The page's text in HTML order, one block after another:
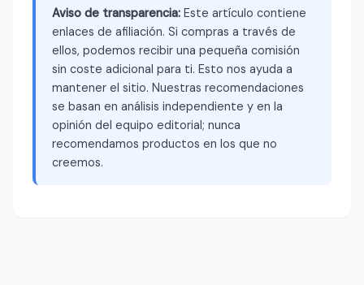
Aviso de transparencia: Este artículo contiene
enlaces de afiliación. Si compras a través de
ellos, podemos recibir una pequeña comisión
sin coste adicional para ti. Esto nos ayuda a
mantener el sitio. Nuestras recomendaciones
se basan en análisis independiente y en la
opinión del equipo editorial; nunca
recomendamos productos en los que no
creemos.